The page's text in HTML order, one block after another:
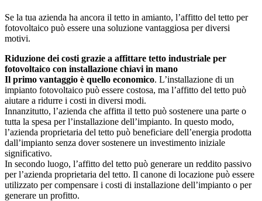
Se la tua azienda ha ancora il tetto in amianto, l’affitto del tetto per
fotovoltaico può essere una soluzione vantaggiosa per diversi
motivi.
Riduzione dei costi grazie a affittare tetto industriale per
fotovoltaico con installazione chiavi in mano
Il primo vantaggio è quello economico. L’installazione di un
impianto fotovoltaico può essere costosa, ma l’affitto del tetto può
aiutare a ridurre i costi in diversi modi.
Innanzitutto, l’azienda che affitta il tetto può sostenere una parte o
tutta la spesa per l’installazione dell’impianto. In questo modo,
l’azienda proprietaria del tetto può beneficiare dell’energia prodotta
dall’impianto senza dover sostenere un investimento iniziale
significativo.
In secondo luogo, l’affitto del tetto può generare un reddito passivo
per l’azienda proprietaria del tetto. Il canone di locazione può essere
utilizzato per compensare i costi di installazione dell’impianto o per
generare un profitto.